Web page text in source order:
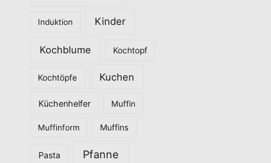
Induktion Kinder
Kochblume Kochtopf
Kochtöpfe Kuchen
Küchenhelfer Muffin
Muffinform Muffins
Pasta Pfanne